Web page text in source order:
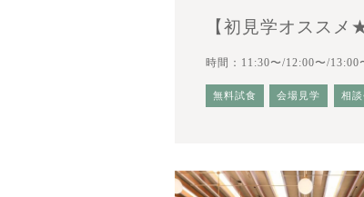
【初見学オスス
時間：11:30〜/12:00〜/13:00
無料試食 会場見学 相